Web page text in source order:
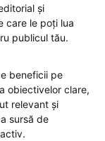
și
care le poți lua
publicul tău.
beneficii pe
obiectivelor clare,
relevant și
sursă de